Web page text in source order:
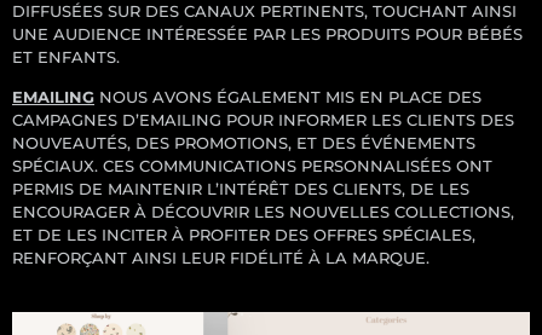
DIFFUSÉES SUR DES CANAUX PERTINENTS, TOUCHANT AINSI
UNE AUDIENCE INTÉRESSÉE PAR LES PRODUITS POUR BÉBÉS
ET ENFANTS.
EMAILING NOUS AVONS ÉGALEMENT MIS EN PLACE DES
CAMPAGNES D’EMAILING POUR INFORMER LES CLIENTS DES
NOUVEAUTÉS, DES PROMOTIONS, ET DES ÉVÉNEMENTS
SPÉCIAUX. CES COMMUNICATIONS PERSONNALISÉES ONT
PERMIS DE MAINTENIR L’INTÉRÊT DES CLIENTS, DE LES
ENCOURAGER À DÉCOUVRIR LES NOUVELLES COLLECTIONS,
ET DE LES INCITER À PROFITER DES OFFRES SPÉCIALES,
RENFORÇANT AINSI LEUR FIDÉLITÉ À LA MARQUE.